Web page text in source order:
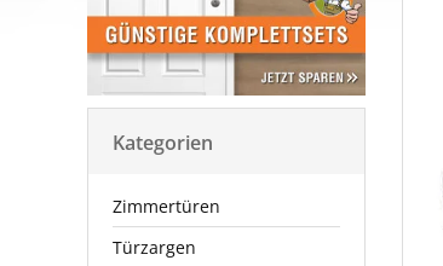
Kategorien
Zimmertüren
Türzargen